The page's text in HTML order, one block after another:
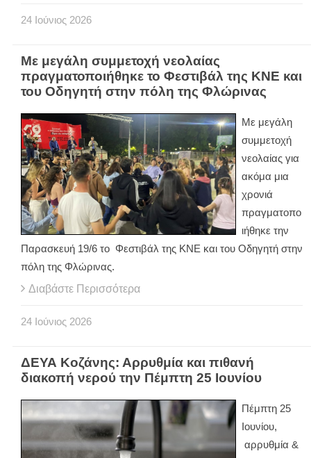
24 Ιούνιος 2026
Με μεγάλη συμμετοχή νεολαίας
πραγματοποιήθηκε το Φεστιβάλ της ΚΝΕ και
του Οδηγητή στην πόλη της Φλώρινας
Με μεγάλη
συμμετοχή
νεολαίας για
ακόμα μια
χρονιά
πραγματοπο
ιήθηκε την
Παρασκευή 19/6 το Φεστιβάλ της ΚΝΕ και του Οδηγητή στην
πόλη της Φλώρινας.
Διαβάστε Περισσότερα
24 Ιούνιος 2026
ΔΕΥΑ Κοζάνης: Αρρυθμία και πιθανή
διακοπή νερού την Πέμπτη 25 Ιουνίου
Πέμπτη 25
Ιουνίου,
αρρυθμία &